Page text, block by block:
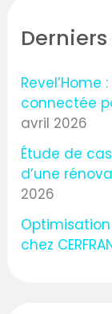
connectée
avril 2026
Étude de
d’une
2026
chez